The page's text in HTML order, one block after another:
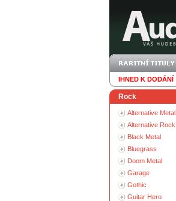
IHNED K DODÁNÍ
Rock
Alternative Metal
Alternative Rock
Black Metal
Bluegrass
Doom Metal
Garage
Gothic
Guitar Hero